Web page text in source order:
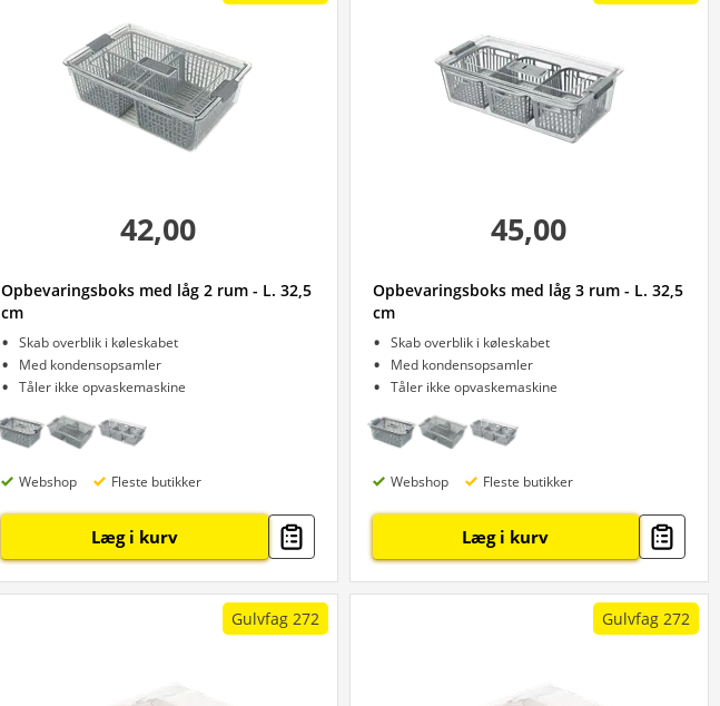
42,00
Opbevaringsboks med låg 2 rum - L. 32,5
cm
Skab overblik i køleskabet
Med kondensopsamler
Tåler ikke opvaskemaskine
Webshop Fleste butikker
Læg i kurv
45,00
Opbevaringsboks med låg 3 rum - L. 32,5
cm
Skab overblik i køleskabet
Med kondensopsamler
Tåler ikke opvaskemaskine
Webshop Fleste butikker
Læg i kurv
Gulvfag 272 Gulvfag 272